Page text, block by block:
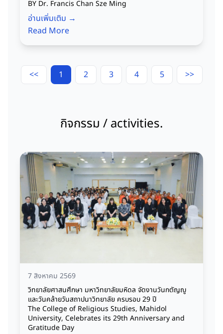
BY Dr. Francis Chan Sze Ming
อ่านเพิ่มเติม →
Read More
<< 1 2 3 4 5 >>
กิจกรรม / activities.
7 สิงหาคม 2569
วิทยาลัยศาสนศึกษา มหาวิทยาลัยมหิดล จัดงานวันกตัญญู
และวันคล้ายวันสถาปนาวิทยาลัย ครบรอบ 29 ปี
The College of Religious Studies, Mahidol
University, Celebrates its 29th Anniversary and
Gratitude Day